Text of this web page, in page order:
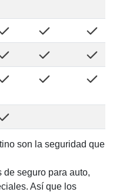
son la seguridad que
de seguro para auto,
Así que los